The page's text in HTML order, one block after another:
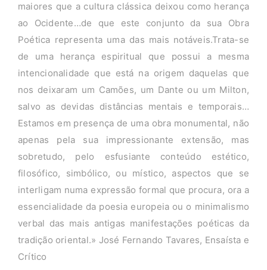
maiores que a cultura clássica deixou como herança
ao Ocidente…de que este conjunto da sua Obra
Poética representa uma das mais notáveis.Trata-se
de uma herança espiritual que possui a mesma
intencionalidade que está na origem daquelas que
nos deixaram um Camões, um Dante ou um Milton,
salvo as devidas distâncias mentais e temporais…
Estamos em presença de uma obra monumental, não
apenas pela sua impressionante extensão, mas
sobretudo, pelo esfusiante conteúdo estético,
filosófico, simbólico, ou místico, aspectos que se
interligam numa expressão formal que procura, ora a
essencialidade da poesia europeia ou o minimalismo
verbal das mais antigas manifestações poéticas da
tradição oriental.» José Fernando Tavares, Ensaísta e
Crítico